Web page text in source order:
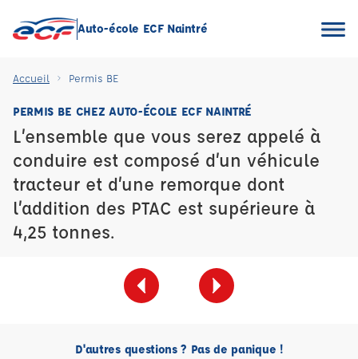
Auto-école ECF Naintré
Accueil Permis BE
PERMIS BE CHEZ AUTO-ÉCOLE ECF NAINTRÉ
L’ensemble que vous serez appelé à
conduire est composé d’un véhicule
tracteur et d’une remorque dont
l’addition des PTAC est supérieure à
4,25 tonnes.
D'autres questions ? Pas de panique !